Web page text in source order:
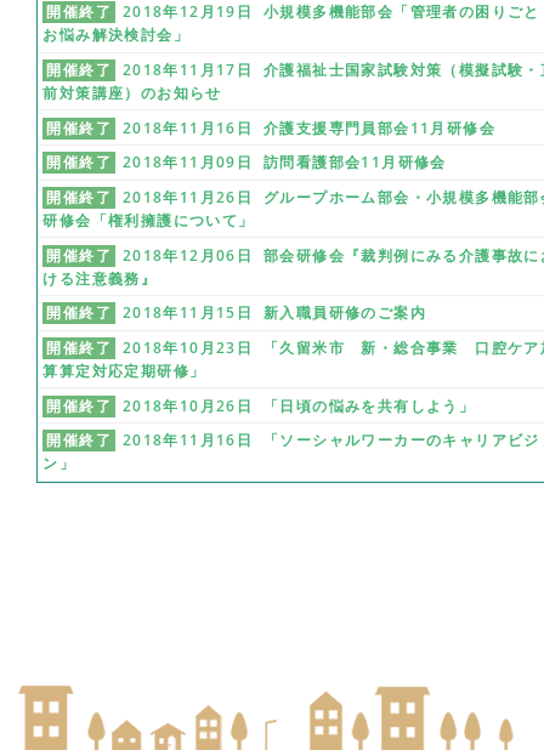
開催終了
2018年12月19日 小規模多機能部会「管理者の困りごと
お悩み解決検討会」
開催終了
2018年11月17日 介護福祉士国家試験対策（模擬試験・
前対策講座）のお知らせ
開催終了
2018年11月16日 介護支援専門員部会11月研修会
開催終了
2018年11月09日 訪問看護部会11月研修会
開催終了
2018年11月26日 グループホーム部会・小規模多機能部
研修会「権利擁護について」
開催終了
2018年12月06日 部会研修会『裁判例にみる介護事故に
ける注意義務』
開催終了
2018年11月15日 新入職員研修のご案内
開催終了
2018年10月23日 「久留米市 新・総合事業 口腔ケア
算算定対応定期研修」
開催終了
2018年10月26日 「日頃の悩みを共有しよう」
開催終了
2018年11月16日 「ソーシャルワーカーのキャリアビジ
ン」